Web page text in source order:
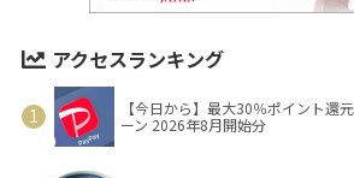
アクセスランキング
【今日から】最大30％ポイント還
ーン 2026年8月開始分